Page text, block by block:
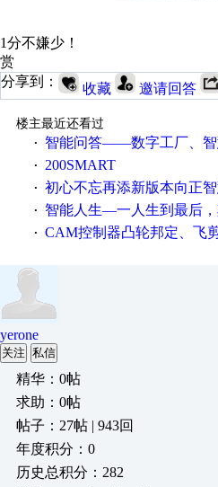
1分不嫌少！
赏
分享到：
收藏 邀请回答
楼主最近还看过
·
智能问答——数字工厂、智慧工厂和智能制造三者的区
· 200SMART
· 初心不忘再添新版本向正智慧城市云展厅
· 智能人生—一人生到最后，其实拼的都
· CAM控制器凸轮邦定、飞剪、追剪等
yerone
关注 私信
精华：0帖
求助：0帖
帖子：27帖 | 943回
年度积分：0
历史总积分：282